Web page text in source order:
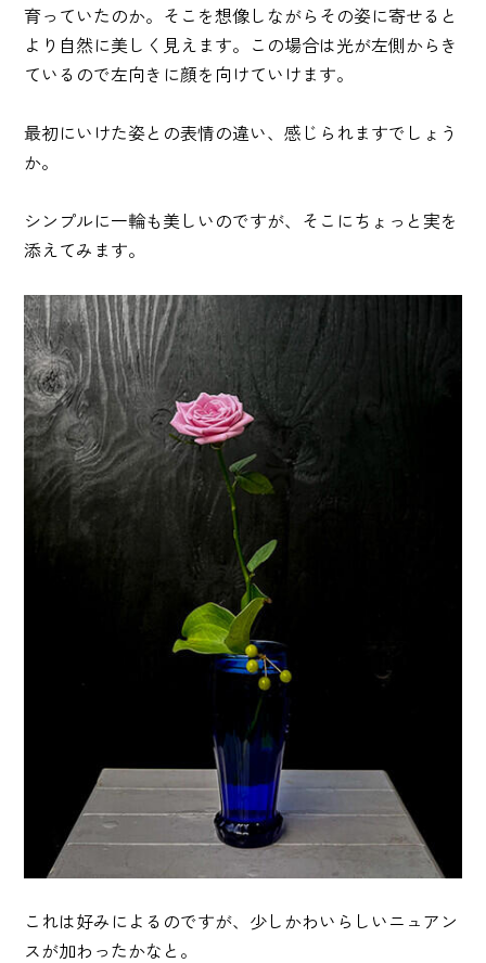
育っていたのか。そこを想像しながらその姿に寄せると
より自然に美しく見えます。この場合は光が左側からき
ているので左向きに顔を向けていけます。
最初にいけた姿との表情の違い、感じられますでしょう
か。
シンプルに一輪も美しいのですが、そこにちょっと実を
添えてみます。
これは好みによるのですが、少しかわいらしいニュアン
スが加わったかなと。